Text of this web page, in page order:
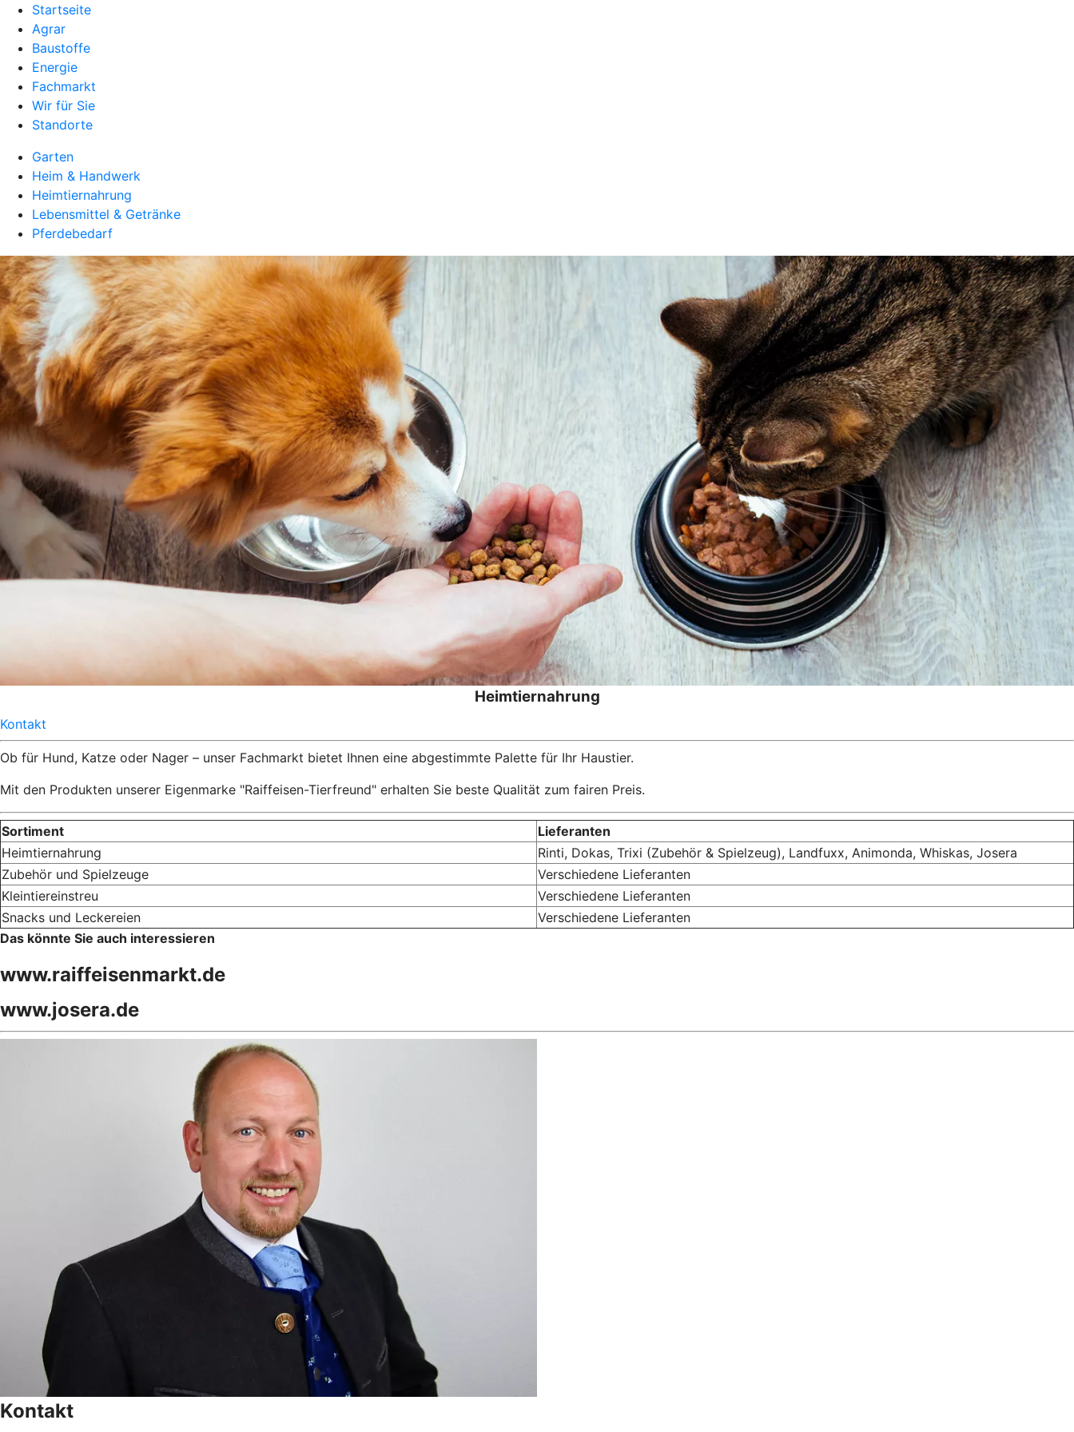
Startseite
Agrar
Baustoffe
Energie
Fachmarkt
Wir für Sie
Standorte
Garten
Heim & Handwerk
Heimtiernahrung
Lebensmittel & Getränke
Pferdebedarf
Heimtiernahrung
Kontakt
Ob für Hund, Katze oder Nager – unser Fachmarkt bietet Ihnen eine abgestimmte Palette für Ihr Haustier.
Mit den Produkten unserer Eigenmarke "Raiffeisen-Tierfreund" erhalten Sie beste Qualität zum fairen Preis.
Sortiment
Lieferanten
Heimtiernahrung
Rinti, Dokas, Trixi (Zubehör & Spielzeug), Landfuxx, Animonda, Whiskas, Josera
Zubehör und Spielzeuge
Verschiedene Lieferanten
Kleintiereinstreu
Verschiedene Lieferanten
Snacks und Leckereien
Verschiedene Lieferanten
Das könnte Sie auch interessieren
www.raiffeisenmarkt.de
www.josera.de
Kontakt